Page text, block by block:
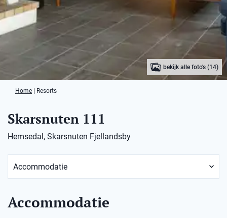
bekijk alle foto's (14)
Home Resorts
Skarsnuten 111
Hemsedal, Skarsnuten Fjellandsby
Accommodatie